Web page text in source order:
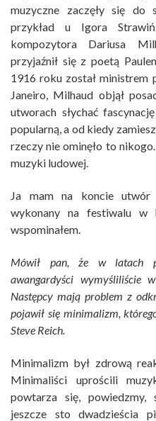
muzyczne zaczęły się do
przykład u Igora
kompozytora Dariusa
przyjaźnił się z poetą
1916 roku został ministrem
Janeiro, Milhaud objął
utworach słychać
popularną, a od kiedy
rzeczy nie ominęło to
muzyki ludowej.
Ja mam na koncie
wykonany na festiwalu w
wspominałem.
Mówił pan, że w latach
awangardyści wymyśliliście
Następcy mają problem z
pojawił się minimalizm,
Steve Reich.
Minimalizm był zdrową
Minimaliści uprościli
powtarza się,
jeszcze sto dwadzieścia